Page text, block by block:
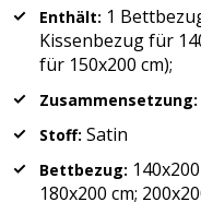
Enthält: 1
Kissenbezug für
für 150x200 cm);
Zusammensetzung:
Stoff: Satin
Bettbezug:
180x200 cm;